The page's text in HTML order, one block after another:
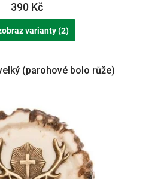
390 Kč
varianty (2)
(parohové bolo růže)